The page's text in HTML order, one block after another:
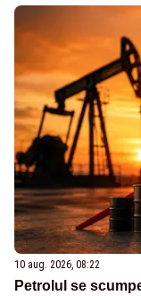
10 aug. 2026, 08:22
Petrolul se